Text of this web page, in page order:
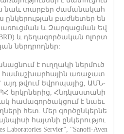
նաև տարբեր ժամանակահ
ընկերության բաժնետեր են
և Զարգացման Եվ
և դեղագործական ոլորտ
ներդրողներ:
է ուղղակի ներմուծ
համաշխարհային առաջատ
թվում Եվրոպայից, ԱՄՆ-
երկրներից, Հնդկաստանի
համագործակցում է նաեւ
հետ: Մեր գործընկերնե
հայտնի ընկերությու
Servier”, "Sanofi-Aven